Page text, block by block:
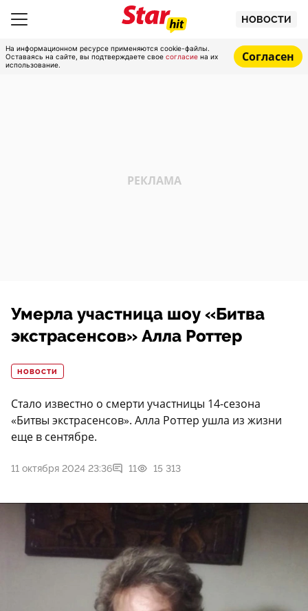
НОВОСТИ
На информационном ресурсе применяются cookie-файлы.
Оставаясь на сайте, вы подтверждаете свое согласие на их
использование.
Согласен
Умерла участница шоу «Битва
экстрасенсов» Алла Роттер
НОВОСТИ
Стало известно о смерти участницы 14-сезона
«Битвы экстрасенсов». Алла Роттер ушла из жизни
еще в сентябре.
11 октября 2024 23:36 11 15 313